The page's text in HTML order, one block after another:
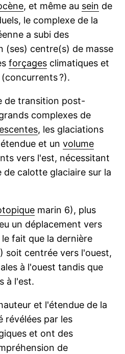
, et même au sein de
le complexe de la
a subi des
(ses) centre(s) de masse
forçagesclimatiques et
?).
de transition post-
complexes de
, les glaciations
et un volume
vers l'est, nécessitant
de calotte glaciaire sur la
marin 6), plus
un déplacement vers
fait que la dernière
soit centrée vers l'ouest,
à l'ouest tandis que
à l'est.
et l'étendue de la
révélées par les
et ont des
de